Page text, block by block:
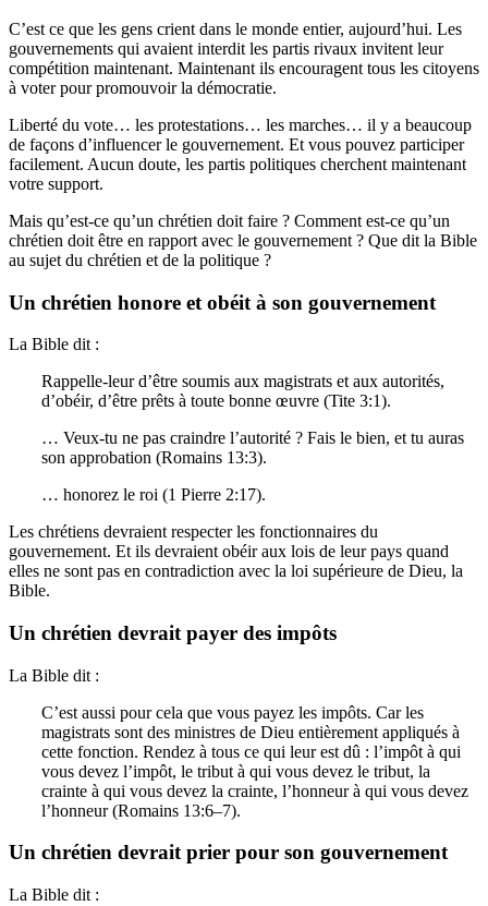
C’est ce que les gens crient dans le monde entier, aujourd’hui. Les
gouvernements qui avaient interdit les partis rivaux invitent leur
compétition maintenant. Maintenant ils encouragent tous les citoyens
à voter pour promouvoir la démocratie.
Liberté du vote… les protestations… les marches… il y a beaucoup
de façons d’influencer le gouvernement. Et vous pouvez participer
facilement. Aucun doute, les partis politiques cherchent maintenant
votre support.
Mais qu’est-ce qu’un chrétien doit faire ? Comment est-ce qu’un
chrétien doit être en rapport avec le gouvernement ? Que dit la Bible
au sujet du chrétien et de la politique ?
Un chrétien honore et obéit à son gouvernement
La Bible dit :
Rappelle-leur d’être soumis aux magistrats et aux autorités,
d’obéir, d’être prêts à toute bonne œuvre (Tite 3:1).
… Veux-tu ne pas craindre l’autorité ? Fais le bien, et tu auras
son approbation (Romains 13:3).
… honorez le roi (1 Pierre 2:17).
Les chrétiens devraient respecter les fonctionnaires du
gouvernement. Et ils devraient obéir aux lois de leur pays quand
elles ne sont pas en contradiction avec la loi supérieure de Dieu, la
Bible.
Un chrétien devrait payer des impôts
La Bible dit :
C’est aussi pour cela que vous payez les impôts. Car les
magistrats sont des ministres de Dieu entièrement appliqués à
cette fonction. Rendez à tous ce qui leur est dû : l’impôt à qui
vous devez l’impôt, le tribut à qui vous devez le tribut, la
crainte à qui vous devez la crainte, l’honneur à qui vous devez
l’honneur (Romains 13:6–7).
Un chrétien devrait prier pour son gouvernement
La Bible dit :